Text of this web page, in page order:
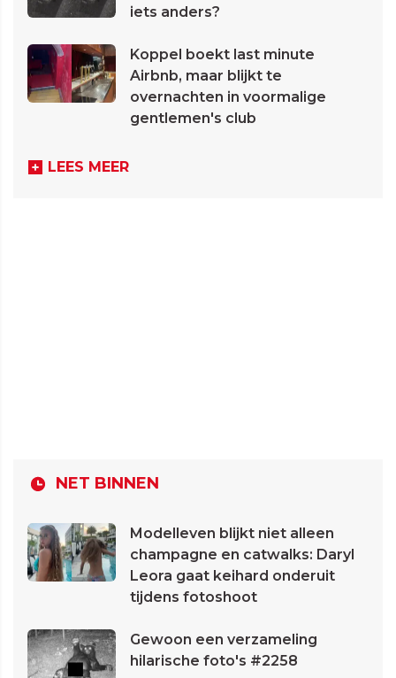
iets anders?
Koppel boekt last minute
Airbnb, maar blijkt te
overnachten in voormalige
gentlemen's club
LEES MEER
NET BINNEN
Modelleven blijkt niet alleen
champagne en catwalks: Daryl
Leora gaat keihard onderuit
tijdens fotoshoot
Gewoon een verzameling
hilarische foto's #2258